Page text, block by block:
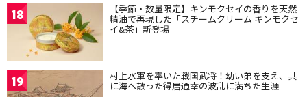
18 【季節・数量限定】キンモクセイの香りを天然
精油で再現した「スチームクリーム キンモクセ
イ&茶」新登場
19 村上水軍を率いた戦国武将！幼い弟を支え、共
に海へ散った得居通幸の波乱に満ちた生涯